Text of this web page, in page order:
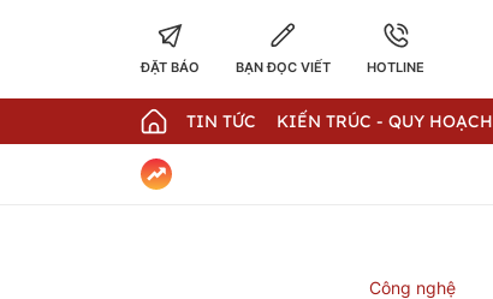
ĐẶT BÁO BẠN ĐỌC VIẾT HOTLINE
TIN TỨC KIẾN TRÚC - QUY HOẠCH
Công nghệ